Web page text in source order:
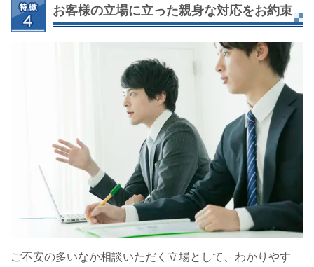
お客様の立場に立った親身な対応をお約束
ご不安の多いなか相談いただく立場として、わかりやす